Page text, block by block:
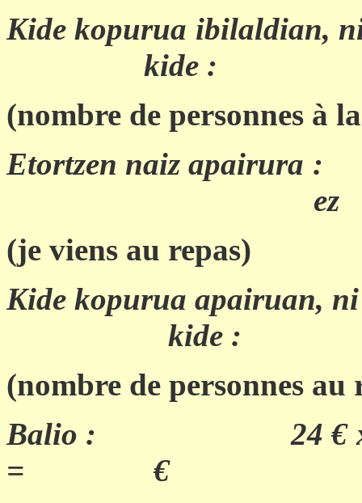
Kide kopurua
kide :
(nombre de personnes à
Etortzen naiz apairura :
ez
(je viens au repas)
Kide kopurua apairuan,
kide :
(nombre de personnes
Balio : 24
= €